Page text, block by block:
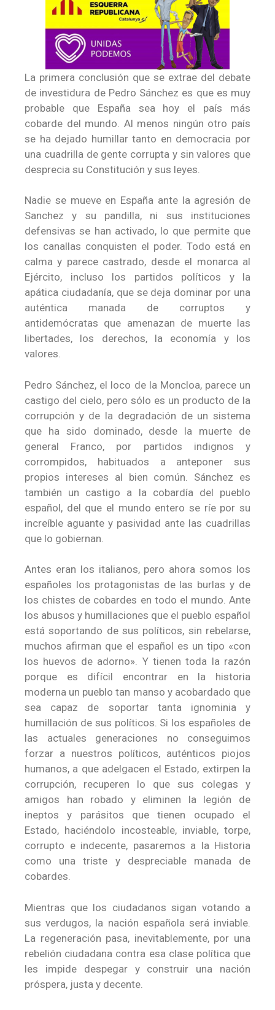
La primera conclusión que se extrae del debate
de investidura de Pedro Sánchez es que es muy
probable que España sea hoy el país más
cobarde del mundo. Al menos ningún otro país
se ha dejado humillar tanto en democracia por
una cuadrilla de gente corrupta y sin valores que
desprecia su Constitución y sus leyes.
Nadie se mueve en España ante la agresión de
Sanchez y su pandilla, ni sus instituciones
defensivas se han activado, lo que permite que
los canallas conquisten el poder. Todo está en
calma y parece castrado, desde el monarca al
Ejército, incluso los partidos políticos y la
apática ciudadanía, que se deja dominar por una
auténtica manada de corruptos y
antidemócratas que amenazan de muerte las
libertades, los derechos, la economía y los
valores.
Pedro Sánchez, el loco de la Moncloa, parece un
castigo del cielo, pero sólo es un producto de la
corrupción y de la degradación de un sistema
que ha sido dominado, desde la muerte de
general Franco, por partidos indignos y
corrompidos, habituados a anteponer sus
propios intereses al bien común. Sánchez es
también un castigo a la cobardía del pueblo
español, del que el mundo entero se ríe por su
increíble aguante y pasividad ante las cuadrillas
que lo gobiernan.
Antes eran los italianos, pero ahora somos los
españoles los protagonistas de las burlas y de
los chistes de cobardes en todo el mundo. Ante
los abusos y humillaciones que el pueblo español
está soportando de sus políticos, sin rebelarse,
muchos afirman que el español es un tipo «con
los huevos de adorno». Y tienen toda la razón
porque es difícil encontrar en la historia
moderna un pueblo tan manso y acobardado que
sea capaz de soportar tanta ignominia y
humillación de sus políticos. Si los españoles de
las actuales generaciones no conseguimos
forzar a nuestros políticos, auténticos piojos
humanos, a que adelgacen el Estado, extirpen la
corrupción, recuperen lo que sus colegas y
amigos han robado y eliminen la legión de
ineptos y parásitos que tienen ocupado el
Estado, haciéndolo incosteable, inviable, torpe,
corrupto e indecente, pasaremos a la Historia
como una triste y despreciable manada de
cobardes.
Mientras que los ciudadanos sigan votando a
sus verdugos, la nación española será inviable.
La regeneración pasa, inevitablemente, por una
rebelión ciudadana contra esa clase política que
les impide despegar y construir una nación
próspera, justa y decente.